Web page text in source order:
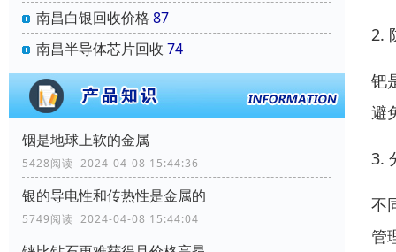
南昌白银回收价格 87
南昌半导体芯片回收 74
铟是地球上软的金属
5428阅读 2024-04-08 15:44:36
银的导电性和传热性是金属的
5749阅读 2024-04-08 15:44:04
2.
钯
避
3.
不
管